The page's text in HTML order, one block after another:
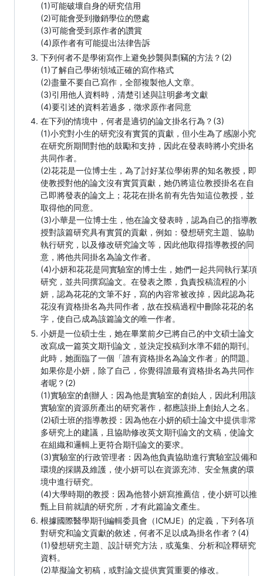
(1)可能破壞自身的研究信用
(2)可能會受到撤銷學位的懲處
(3)可能會受到原作者的讚賞
(4)原作者有可能提出法律告訴
下列何者不是學術寫作上避免抄襲與剽竊的方法？(2)
(1)了解自己學術領域正確的寫作格式
(2)盡量不要自己寫作，全部複製他人文章。
(3)引用他人資料時，清楚引述與註明參考文獻
(4)要引述的資料若過多，徵求原作者同意
在下列的情境中，何者是適切的論文掛名行為？(3)
(1)小究對小生的研究沒有實質的貢獻，但小生為了感謝小究
在研究所期間對他的鼓勵和支持，因此在發表時將小究掛名
共同作者。
(2)花花是一位博士生，為了討好某位學術界的知名教授，即
使教授對他的論文沒有實質貢獻，她仍將這位教授掛名在自
己即將發表的論文上；花花在掛名前有先告知這位教授，並
取得他的同意。
(3)小華是一位博士生，他在論文發表時，認為自己的指導教
授對該篇研究具有實質的貢獻，例如：發想研究主題、協助
執行研究，以及修改研究論文等，因此他取得指導教授的同
意，將他共同掛名為論文作者。
(4)小妍和花花是同實驗室的博士生，她們一起共同執行某項
研究，並共同撰寫論文。在發表之際，負責投稿流程的小
妍，認為花花的文筆不好，寫的內容常被改掉，因此認為花
花沒有資格掛名為共同作者，故在投稿過程中刪除花花的名
字，使自己成為該篇論文的唯一作者。
小妍是一位碩士生，她在畢業前夕已將自己的中文碩士論文
改寫成一篇英文期刊論文，並決定投稿到水準不錯的期刊。
此時，她面臨了一個「誰有資格掛名為論文作者」的問題。
如果你是小妍，除了自己，你覺得誰最有資格掛名為共同作
者呢？(2)
(1)實驗室的創辦人：因為他是實驗室的創始人，因此利用該
實驗室的資源所產出的研究著作，都應該掛上創始人之名。
(2)碩士班的指導教授：因為他在小妍的碩士論文中提供非常
多研究上的建議，且協助修改英文期刊論文的文稿，使論文
在組織和邏輯上更符合期刊論文的要求。
(3)實驗室的行政管理者：因為他負責協助進行實驗室設備和
環境的採購及維護，使小妍可以在資源充沛、安全無虞的環
境中進行研究。
(4)大學時期的教授：因為他替小妍寫推薦信，使小妍可以推
甄上目前就讀的研究所，才有此篇論文產生。
根據國際醫學期刊編輯委員會（ICMJE）的定義，下列各項
對研究和論文貢獻的敘述，何者不足以成為掛名作者？(4)
(1)發想研究主題、設計研究方法，或蒐集、分析和詮釋研究
資料。
(2)草擬論文初稿，或對論文提供實質重要的修改。